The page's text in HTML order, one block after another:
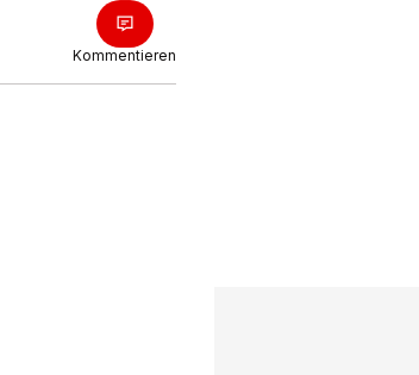
Kommentieren